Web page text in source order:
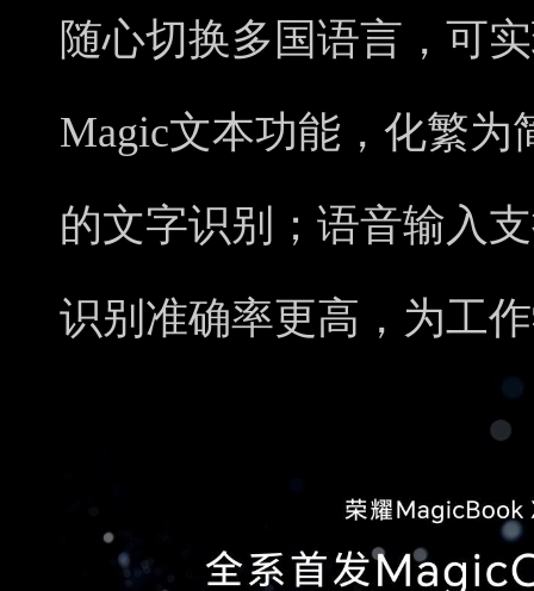
随心切换多国语言，可
Magic文本功能，化繁
的文字识别；语音输入
识别准确率更高，为工